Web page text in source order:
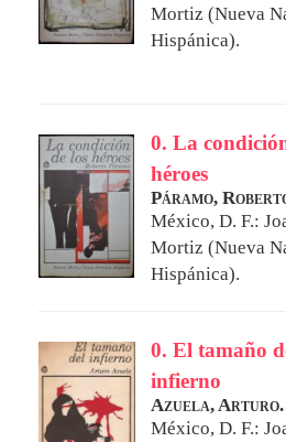
Mortiz (Nueva
Hispánica).
0. La
héroes
Páramo,
México, D. F.:
Mortiz (Nueva
Hispánica).
0. El tamaño
infierno
Azuela, Arturo.
México, D. F.: